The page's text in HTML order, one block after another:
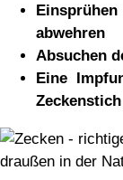
abwehren
Absuchen
Eine